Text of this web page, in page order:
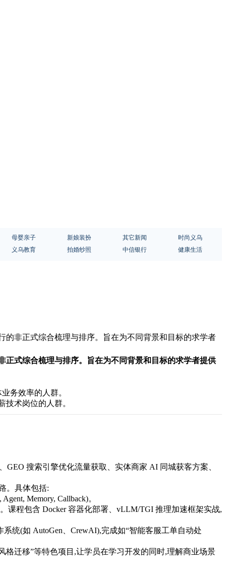
母婴亲子 新娘装扮 其它新闻
时尚义乌
义乌教育 拍婚纱照 中信银行 健康生活
的非正式综合梳理与排序。旨在为不同背景和目标的求学者
式综合梳理与排序。旨在为不同背景和目标的求学者提供
务效率的人群。
术岗位的人群。
搜索引擎优化流量获取、实体商家 AI 同城获客方案、
。具体包括:
Memory, Callback)。
课程包含 Docker 容器化部署、vLLM/TGI 推理加速框架实战,
统(如 AutoGen、CrewAI),完成如“智能客服工单自动处
迁移”等特色项目,让学员在学习开发的同时,理解商业场景